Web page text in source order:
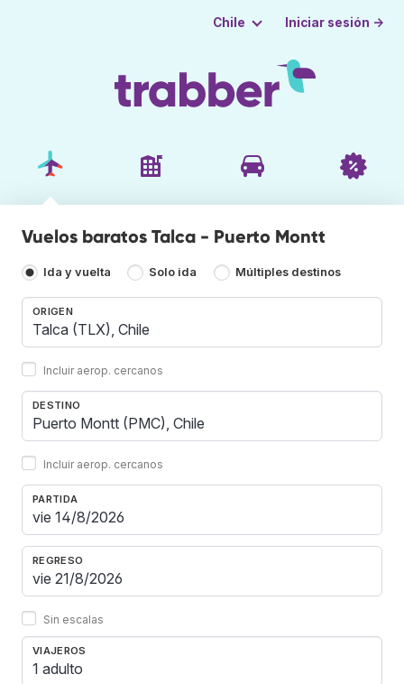
Chile Iniciar sesión →
Vuelos baratos Talca - Puerto Montt
Ida y vuelta Solo ida Múltiples destinos
ORIGEN
Incluir aerop. cercanos
DESTINO
Incluir aerop. cercanos
PARTIDA
REGRESO
Sin escalas
VIAJEROS
1 adulto